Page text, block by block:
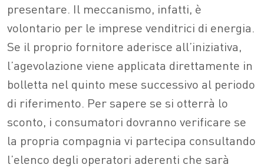
presentare. Il meccanismo, infatti, è
volontario per le imprese venditrici di energia.
Se il proprio fornitore aderisce all’iniziativa,
l’agevolazione viene applicata direttamente in
bolletta nel quinto mese successivo al periodo
di riferimento. Per sapere se si otterrà lo
sconto, i consumatori dovranno verificare se
la propria compagnia vi partecipa consultando
l’elenco degli operatori aderenti che sarà